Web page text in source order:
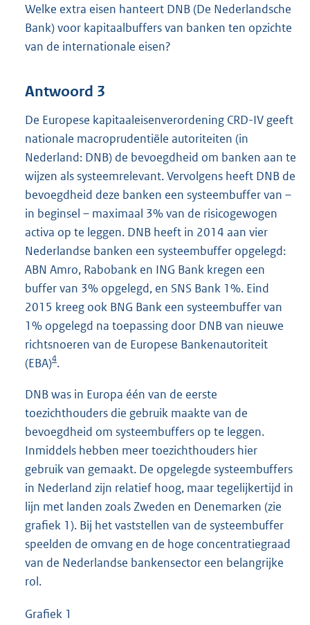
Welke extra eisen hanteert DNB (De Nederlandsche
Bank) voor kapitaalbuffers van banken ten opzichte
van de internationale eisen?
Antwoord 3
De Europese kapitaaleisenverordening CRD-IV geeft
nationale macroprudentiële autoriteiten (in
Nederland: DNB) de bevoegdheid om banken aan te
wijzen als systeemrelevant. Vervolgens heeft DNB de
bevoegdheid deze banken een systeembuffer van –
in beginsel – maximaal 3% van de risicogewogen
activa op te leggen. DNB heeft in 2014 aan vier
Nederlandse banken een systeembuffer opgelegd:
ABN Amro, Rabobank en ING Bank kregen een
buffer van 3% opgelegd, en SNS Bank 1%. Eind
2015 kreeg ook BNG Bank een systeembuffer van
1% opgelegd na toepassing door DNB van nieuwe
richtsnoeren van de Europese Bankenautoriteit
(EBA)4.
DNB was in Europa één van de eerste
toezichthouders die gebruik maakte van de
bevoegdheid om systeembuffers op te leggen.
Inmiddels hebben meer toezichthouders hier
gebruik van gemaakt. De opgelegde systeembuffers
in Nederland zijn relatief hoog, maar tegelijkertijd in
lijn met landen zoals Zweden en Denemarken (zie
grafiek 1). Bij het vaststellen van de systeembuffer
speelden de omvang en de hoge concentratiegraad
van de Nederlandse bankensector een belangrijke
rol.
Grafiek 1